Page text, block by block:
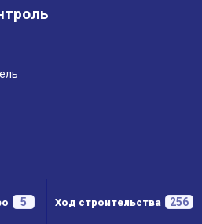
5 Ход строительства 256